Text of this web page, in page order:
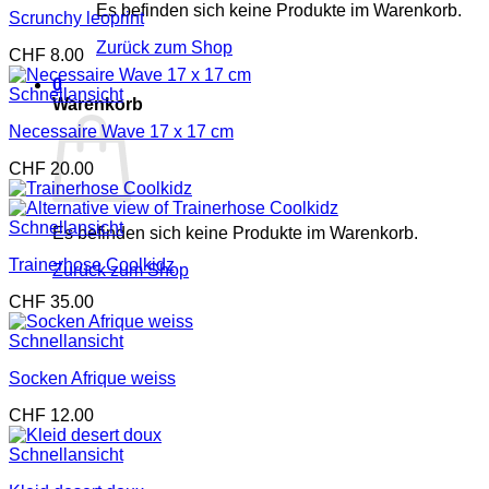
Es befinden sich keine Produkte im Warenkorb.
Zurück zum Shop
0
Warenkorb
Es befinden sich keine Produkte im Warenkorb.
Zurück zum Shop
Scrunchy leoprint
CHF 8.00
Schnellansicht
Necessaire Wave 17 x 17 cm
CHF 20.00
Schnellansicht
Trainerhose Coolkidz
CHF 35.00
Schnellansicht
Socken Afrique weiss
CHF 12.00
Schnellansicht